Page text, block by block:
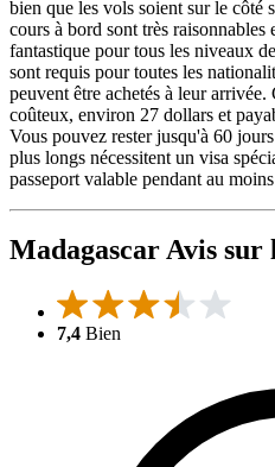
bien que les vols soient sur le côté
cours à bord sont très raisonnables
fantastique pour tous les niveaux
sont requis pour toutes les
peuvent être achetés à leur
coûteux, environ 27 dollars et
Vous pouvez rester jusqu'à 60
plus longs nécessitent un visa
passeport valable pendant au
Madagascar Avis sur
7,4 Bien